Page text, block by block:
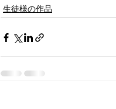
生徒様の作品